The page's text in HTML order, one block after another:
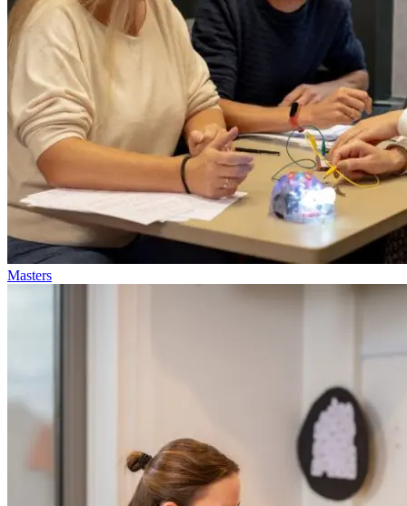
Masters